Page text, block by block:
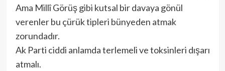
Ama Millî Görüş gibi kutsal bir davaya gönül
verenler bu çürük tipleri bünyeden atmak
zorundadır.
Ak Parti ciddi anlamda terlemeli ve toksinleri dışarı
atmalı.